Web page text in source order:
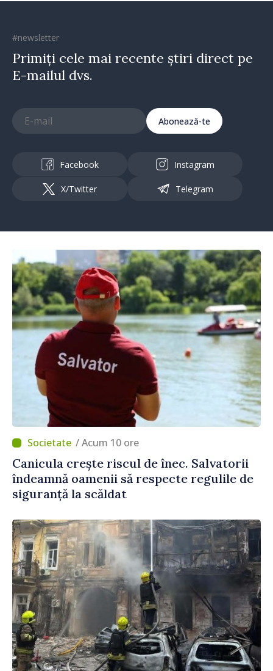
#newsletter
Primiți cele mai recente știri direct pe
E-mailul dvs.
Abonează-te
Facebook Instagram
X/Twitter Telegram
/ Acum 10 ore
Canicula crește riscul de înec. Salvatorii
îndeamnă oamenii să respecte regulile de
siguranță la scăldat